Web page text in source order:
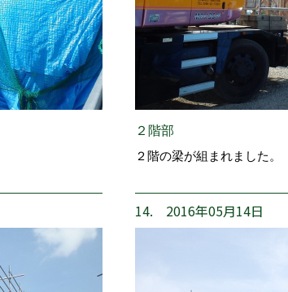
２階部
２階の梁が組まれました。
14. 2016年05月14日